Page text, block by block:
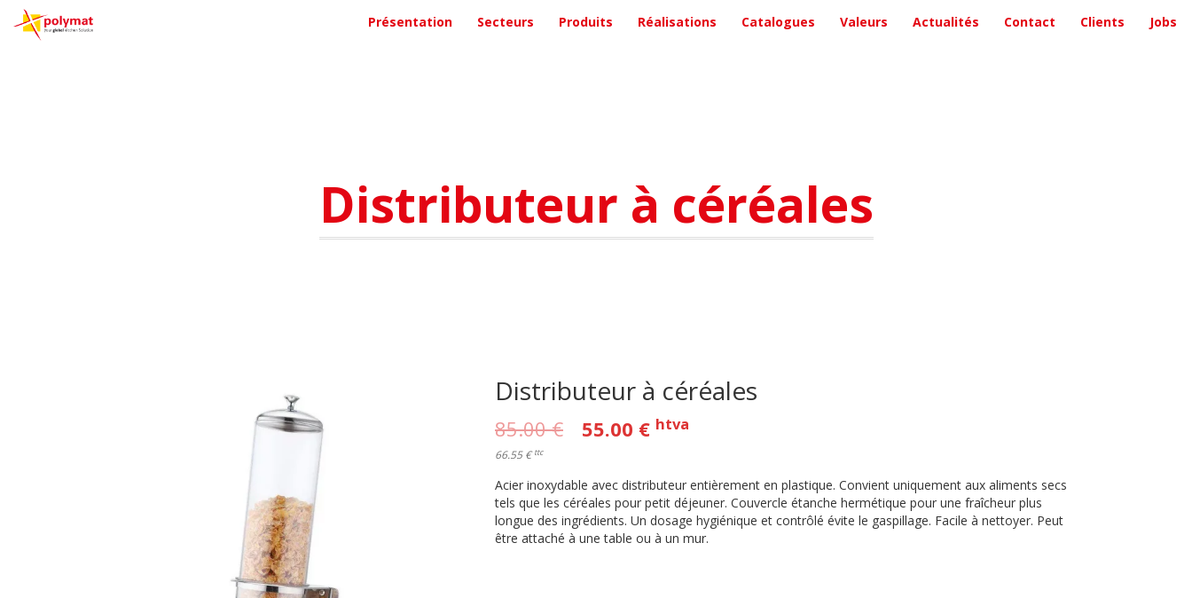
Présentation Secteurs Produits Réalisations Catalogues Valeurs Actualités Contact Clients Jobs
Distributeur à céréales
Distributeur à céréales
85.00€ 55.00 € htva
66.55 €ttc
Acier inoxydable avec distributeur entièrement en plastique. Convient uniquement aux aliments secs
tels que les céréales pour petit déjeuner. Couvercle étanche hermétique pour une fraîcheur plus
longue des ingrédients. Un dosage hygiénique et contrôlé évite le gaspillage. Facile à nettoyer. Peut
être attaché à une table ou à un mur.